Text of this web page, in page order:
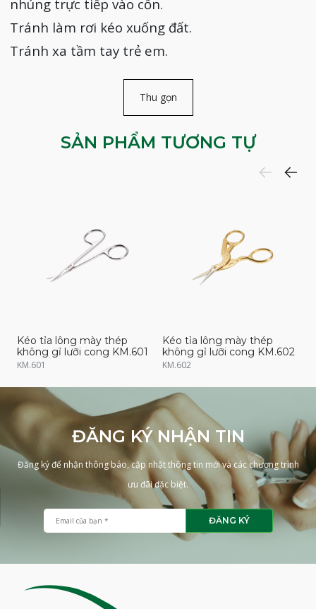
nhúng trực tiếp vào cồn.
Tránh làm rơi kéo xuống đất.
Tránh xa tầm tay trẻ em.
Thu gọn
SẢN PHẨM TƯƠNG TỰ
Kéo tỉa lông mày thép
không gỉ lưỡi cong KM.601
KM.601
Kéo tỉa lông mày thép
không gỉ lưỡi cong KM.602
KM.602
ĐĂNG KÝ NHẬN TIN
Đăng ký để nhận thông báo, cập nhật thông tin mới và các chương trình
ưu đãi đặc biệt.
ĐĂNG KÝ